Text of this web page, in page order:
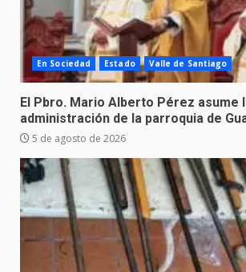
En Sociedad Estado Valle de Santiago
El Pbro. Mario Alberto Pérez asume
administración de la parroquia de
5 de agosto de 2026